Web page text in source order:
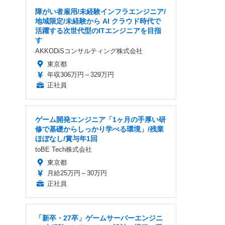
障がい者雇用/未経験インフラエンジニア/
地域限定/未経験から AI クラウド時代で
活躍する次世代型のITエンジニアを目指
す
AKKODiSコンサルティング株式会社
東京都
年収306万円～329万円
正社員
ゲーム開発エンジニア「1ヶ月の手厚い研
修で基礎からしっかり学べる環境」/残業
ほぼなし/賞与年1回
toBE Tech株式会社
東京都
月給25万円～30万円
正社員
「新卒・27卒」ゲームサーバーエンジニ